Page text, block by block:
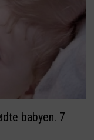
babyen. 7